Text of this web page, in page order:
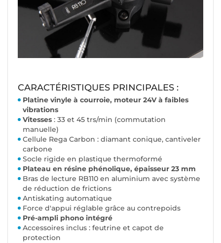
CARACTÉRISTIQUES PRINCIPALES :
Platine vinyle à courroie, moteur 24V à faibles
vibrations
Vitesses : 33 et 45 trs/min (commutation
manuelle)
Cellule Rega Carbon : diamant conique, cantiveler
carbone
Socle rigide en plastique thermoformé
Plateau en résine phénolique, épaisseur 23 mm
Bras de lecture RB110 en aluminium avec système
de réduction de frictions
Antiskating automatique
Force d'appui réglable grâce au contrepoids
Pré-ampli phono intégré
Accessoires inclus : feutrine et capot de
protection